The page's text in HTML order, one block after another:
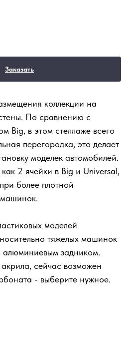
Заказать
коллекции на
По сравнению с
Big, в этом стеллаже всего
перегородка, это делает
моделек автомобилей.
2 ячейки в Big и Universal,
более плотной
моделей
тяжелых машинок
алюминиевым задником.
сейчас возможен
- выберите нужное.